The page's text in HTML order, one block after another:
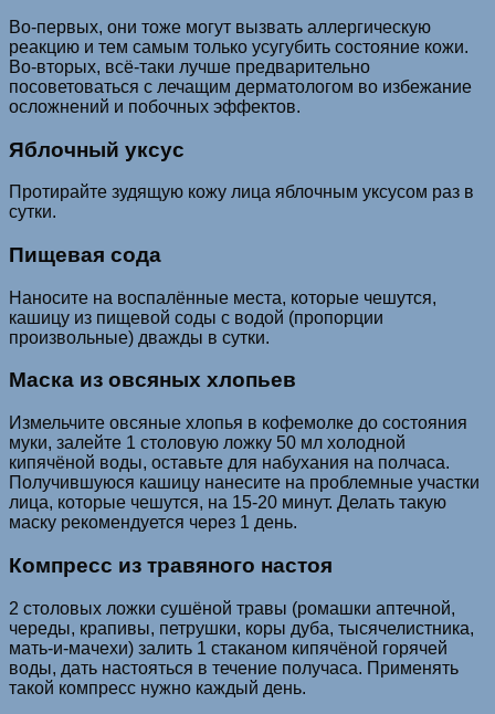
Во-первых, они тоже могут вызвать аллергическую
реакцию и тем самым только усугубить состояние кожи.
Во-вторых, всё-таки лучше предварительно
посоветоваться с лечащим дерматологом во избежание
осложнений и побочных эффектов.
Яблочный уксус
Протирайте зудящую кожу лица яблочным уксусом раз в
сутки.
Пищевая сода
Наносите на воспалённые места, которые чешутся,
кашицу из пищевой соды с водой (пропорции
произвольные) дважды в сутки.
Маска из овсяных хлопьев
Измельчите овсяные хлопья в кофемолке до состояния
муки, залейте 1 столовую ложку 50 мл холодной
кипячёной воды, оставьте для набухания на полчаса.
Получившуюся кашицу нанесите на проблемные участки
лица, которые чешутся, на 15-20 минут. Делать такую
маску рекомендуется через 1 день.
Компресс из травяного настоя
2 столовых ложки сушёной травы (ромашки аптечной,
череды, крапивы, петрушки, коры дуба, тысячелистника,
мать-и-мачехи) залить 1 стаканом кипячёной горячей
воды, дать настояться в течение получаса. Применять
такой компресс нужно каждый день.